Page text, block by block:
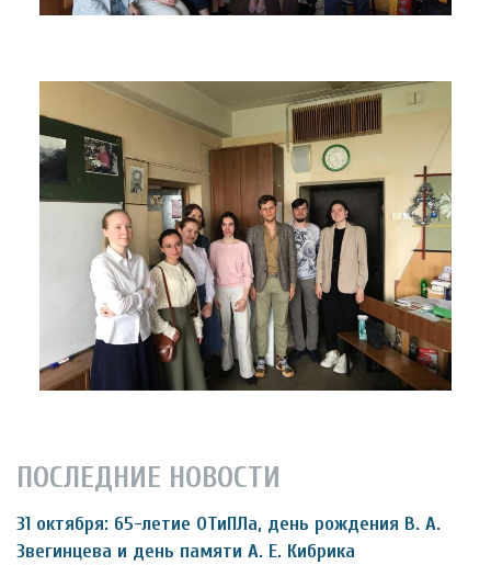
ПОСЛЕДНИЕ НОВОСТИ
31 октября: 65-летие ОТиПЛа, день рождения В. А.
Звегинцева и день памяти А. Е. Кибрика